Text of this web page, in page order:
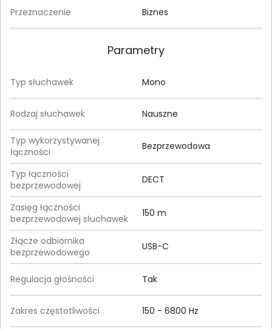
Przeznaczenie Biznes
Parametry
Typ słuchawek Mono
Rodzaj słuchawek Nauszne
Typ wykorzystywanej
łączności
Bezprzewodowa
Typ łączności
bezprzewodowej
DECT
Zasięg łączności
bezprzewodowej słuchawek
150 m
Złącze odbiornika
bezprzewodowego
USB-C
Regulacja głośności Tak
Zakres częstotliwości 150 - 6800 Hz